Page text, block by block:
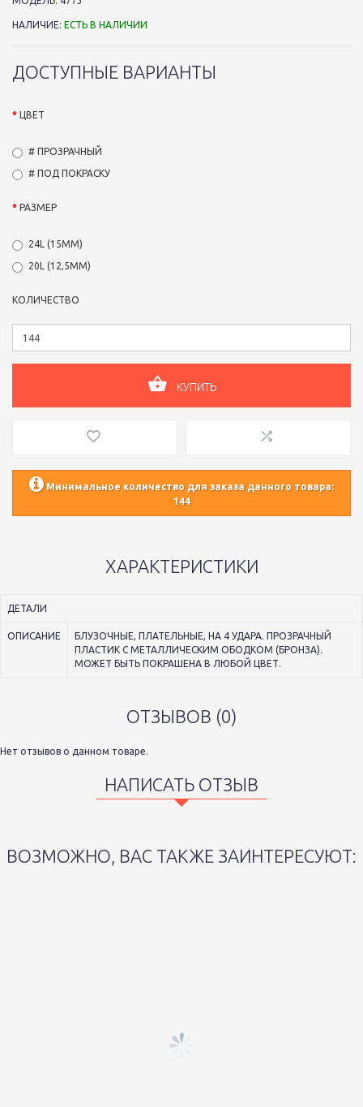
НАЛИЧИЕ: ЕСТЬ В НАЛИЧИИ
ДОСТУПНЫЕ ВАРИАНТЫ
ЦВЕТ
# ПРОЗРАЧНЫЙ
# ПОД ПОКРАСКУ
РАЗМЕР
24L (15ММ)
20L (12,5ММ)
КОЛИЧЕСТВО
КУПИТЬ
Минимальное количество для заказа данного товара:
144
ХАРАКТЕРИСТИКИ
ДЕТАЛИ
ОПИСАНИЕ
БЛУЗОЧНЫЕ, ПЛАТЕЛЬНЫЕ, НА 4 УДАРА. ПРОЗРАЧНЫЙ
ПЛАСТИК С МЕТАЛЛИЧЕСКИМ ОБОДКОМ (БРОНЗА).
МОЖЕТ БЫТЬ ПОКРАШЕНА В ЛЮБОЙ ЦВЕТ.
ОТЗЫВОВ (0)
Нет отзывов о данном товаре.
НАПИСАТЬ ОТЗЫВ
ВОЗМОЖНО, ВАС ТАКЖЕ ЗАИНТЕРЕСУЮТ: